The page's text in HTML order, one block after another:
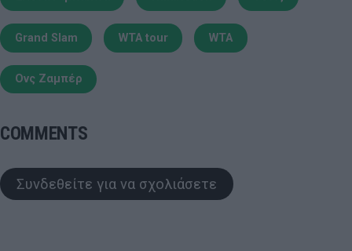
Grand Slam WTA tour WTA
Ονς Ζαμπέρ
COMMENTS
Συνδεθείτε για να σχολιάσετε